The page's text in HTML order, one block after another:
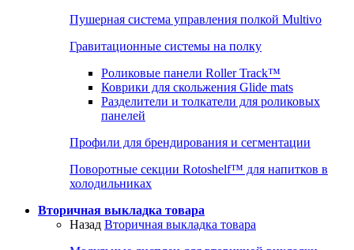
Пушерная система управления полкой Multivo
Гравитационные системы на полку
Роликовые панели Roller Track™
Коврики для скольжения Glide mats
Разделители и толкатели для роликовых
панелей
Профили для брендирования и сегментации
Поворотные секции Rotoshelf™ для напитков в
холодильниках
Вторичная выкладка товара
Назад Вторичная выкладка товара